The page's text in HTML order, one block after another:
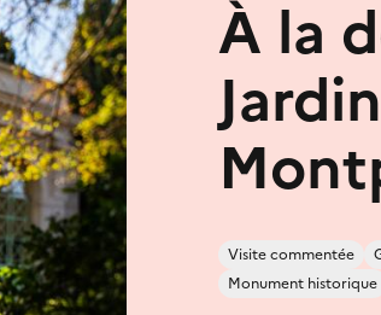
À la
Visite commentée
Monument historique